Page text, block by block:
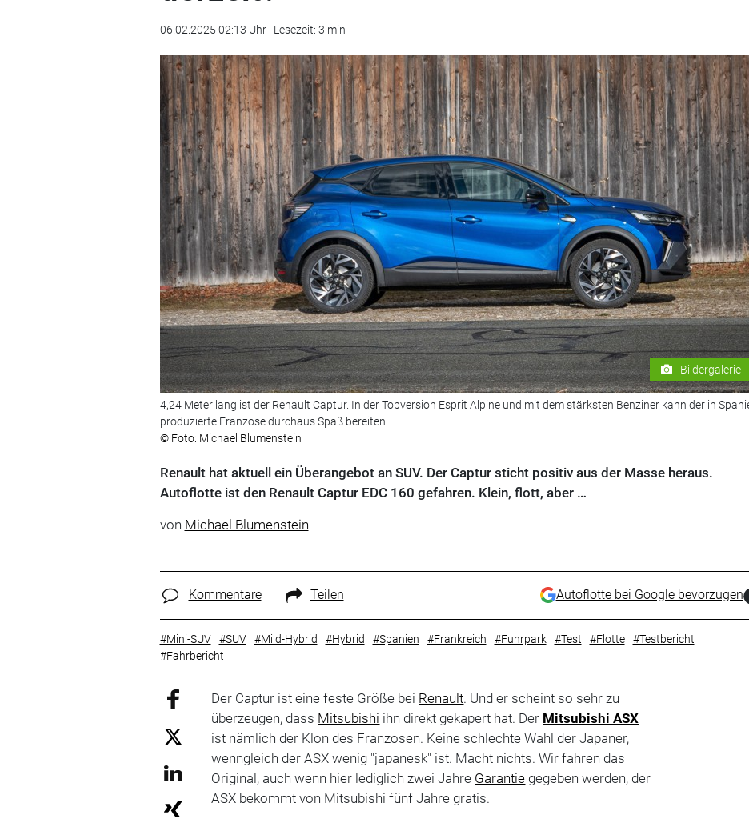
06.02.2025 02:13 Uhr | Lesezeit: 3 min
Bildergalerie
4,24 Meter lang ist der Renault Captur. In der Topversion Esprit Alpine und mit dem stärksten Benziner kann der in
produzierte Franzose durchaus Spaß bereiten.
© Foto: Michael Blumenstein
Renault hat aktuell ein Überangebot an SUV. Der Captur sticht positiv aus der Masse heraus.
Autoflotte ist den Renault Captur EDC 160 gefahren. Klein, flott, aber …
von Michael Blumenstein
Kommentare Teilen Autoflotte bei Google bevorzugen
#Mini-SUV #SUV #Mild-Hybrid #Hybrid #Spanien #Frankreich #Fuhrpark #Test #Flotte
#Testbericht
#Fahrbericht
Der Captur ist eine feste Größe bei Renault. Und er scheint so sehr zu
überzeugen, dass Mitsubishi ihn direkt gekapert hat. Der Mitsubishi ASX
ist nämlich der Klon des Franzosen. Keine schlechte Wahl der Japaner,
wenngleich der ASX wenig "japanesk" ist. Macht nichts. Wir fahren das
Original, auch wenn hier lediglich zwei Jahre Garantie gegeben werden, der
ASX bekommt von Mitsubishi fünf Jahre gratis.